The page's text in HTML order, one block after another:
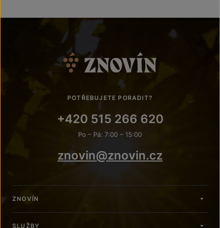
POTŘEBUJETE PORADIT?
+420 515 266 620
Po – Pá: 7:00 – 15:00
znovin@znovin.cz
ZNOVÍN
SLUŽBY